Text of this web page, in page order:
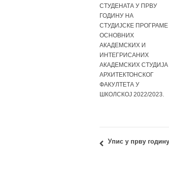
СТУДЕНАТА У ПРВУ
ГОДИНУ НА
СТУДИЈСКЕ ПРОГРАМЕ
ОСНОВНИХ
АКАДЕМСКИХ И
ИНТЕГРИСАНИХ
АКАДЕМСКИХ СТУДИЈА
АРХИТЕКТОНСКОГ
ФАКУЛТЕТА У
ШКОЛСКОЈ 2022/2023.